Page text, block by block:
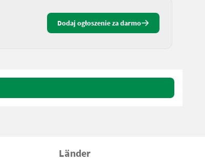
Dodaj ogłoszenie za darmo
Länder